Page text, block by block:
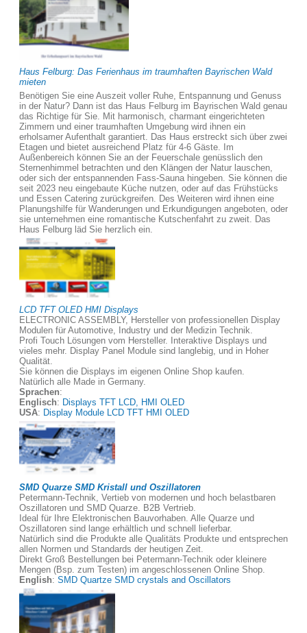
Haus Felburg: Das Ferienhaus im traumhaften Bayrischen Wald
mieten
Benötigen Sie eine Auszeit voller Ruhe, Entspannung und Genuss
in der Natur? Dann ist das Haus Felburg im Bayrischen Wald genau
das Richtige für Sie. Mit harmonisch, charmant eingerichteten
Zimmern und einer traumhaften Umgebung wird ihnen ein
erholsamer Aufenthalt garantiert. Das Haus erstreckt sich über zwei
Etagen und bietet ausreichend Platz für 4-6 Gäste. Im
Außenbereich können Sie an der Feuerschale genüsslich den
Sternenhimmel betrachten und den Klängen der Natur lauschen,
oder sich der entspannenden Fass-Sauna hingeben. Sie können die
seit 2023 neu eingebaute Küche nutzen, oder auf das Frühstücks
und Essen Catering zurückgreifen. Des Weiteren wird ihnen eine
Planungshilfe für Wanderungen und Erkundigungen angeboten, oder
sie unternehmen eine romantische Kutschenfahrt zu zweit. Das
Haus Felburg läd Sie herzlich ein.
LCD TFT OLED HMI Displays
ELECTRONIC ASSEMBLY, Hersteller von professionellen Display
Modulen für Automotive, Industry und der Medizin Technik.
Profi Touch Lösungen vom Hersteller. Interaktive Displays und
vieles mehr. Display Panel Module sind langlebig, und in Hoher
Qualität.
Sie können die Displays im eigenen Online Shop kaufen.
Natürlich alle Made in Germany.
Sprachen:
Englisch: Displays TFT LCD, HMI OLED
USA: Display Module LCD TFT HMI OLED
SMD Quarze SMD Kristall und Oszillatoren
Petermann-Technik, Vertieb von modernen und hoch belastbaren
Oszillatoren und SMD Quarze. B2B Vertrieb.
Ideal für Ihre Elektronischen Bauvorhaben. Alle Quarze und
Oszillatoren sind lange erhältlich und schnell lieferbar.
Natürlich sind die Produkte alle Qualitäts Produkte und entsprechen
allen Normen und Standards der heutigen Zeit.
Direkt Groß Bestellungen bei Petermann-Technik oder kleinere
Mengen (Bsp. zum Testen) im angeschlossenen Online Shop.
English: SMD Quartze SMD crystals and Oscillators